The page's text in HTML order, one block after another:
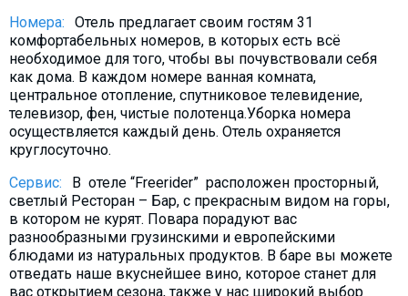
Номера:
Отель предлагает своим гостям 31
комфортабельных номеров, в которых есть всё
необходимое для того, чтобы вы почувствовали себя
как дома. В каждом номере ванная комната,
центральное отопление, спутниковое телевидение,
телевизор, фен, чистые полотенца.Уборка номера
осуществляется каждый день. Отель охраняется
круглосуточно.
Сервис:
В отеле “Freerider” расположен просторный,
светлый Ресторан – Бар, с прекрасным видом на горы,
в котором не курят. Повара порадуют вас
разнообразными грузинскими и европейскими
блюдами из натуральных продуктов. В баре вы можете
отведать наше вкуснейшее вино, которое станет для
вас открытием сезона, также у нас широкий выбор
Отчеты
Безопасность